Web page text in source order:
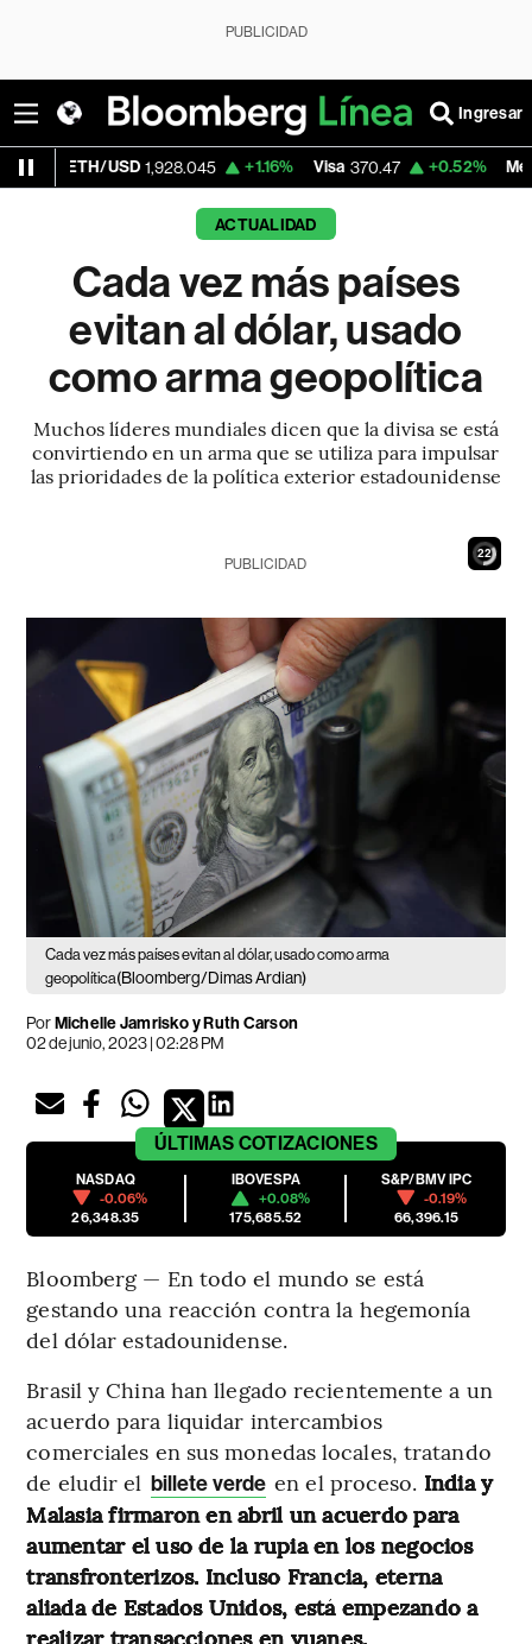
PUBLICIDAD
Ingresar
1,928.045 +1.16% Visa 370.47 +0.52% MercadoLibre
ACTUALIDAD
Cada vez más países
evitan al dólar, usado
como arma geopolítica
Muchos líderes mundiales dicen que la divisa se está
convirtiendo en un arma que se utiliza para impulsar
las prioridades de la política exterior estadounidense
21
PUBLICIDAD
Cada vez más países evitan al dólar, usado como arma
geopolítica(Bloomberg/Dimas Ardian)
PorMichelle Jamrisko y Ruth Carson
02 de junio, 2023 | 02:28 PM
ÚLTIMAS COTIZACIONES
NASDAQ
-0.06%
26,348.35
IBOVESPA
+0.08%
175,685.52
S&P/BMV IPC
-0.19%
66,396.15
Bloomberg — En todo el mundo se está
gestando una reacción contra la hegemonía
del dólar estadounidense.
Brasil y China han llegado recientemente a un
acuerdo para liquidar intercambios
comerciales en sus monedas locales, tratando
de eludir el billete verde en el proceso. India y
Malasia firmaron en abril un acuerdo para
aumentar el uso de la rupia en los negocios
transfronterizos. Incluso Francia, eterna
aliada de Estados Unidos, está empezando a
realizar transacciones en yuanes.